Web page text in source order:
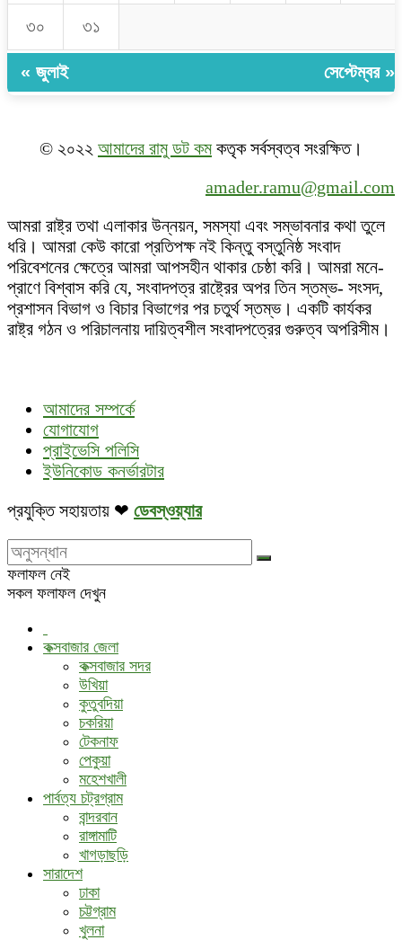
৩০ ৩১
« জুলাই সেপ্টেম্বর »
© ২০২২ আমাদের রামু ডট কমকতৃক সর্বস্বত্ব সংরক্ষিত।
amader.ramu@gmail.com
আমরা রাষ্ট্র তথা এলাকার উন্নয়ন, সমস্যা এবং সম্ভাবনার কথা তুলে
ধরি। আমরা কেউ কারো প্রতিপক্ষ নই কিন্তু বস্তুনিষ্ঠ সংবাদ
পরিবেশনের ক্ষেত্রে আমরা আপসহীন থাকার চেষ্ঠা করি। আমরা মনে-
প্রাণে বিশ্বাস করি যে, সংবাদপত্র রাষ্ট্রের অপর তিন স্তম্ভ- সংসদ,
প্রশাসন বিভাগ ও বিচার বিভাগের পর চতুর্থ স্তম্ভ। একটি কার্যকর
রাষ্ট্র গঠন ও পরিচালনায় দায়িত্বশীল সংবাদপত্রের গুরুত্ব অপরিসীম।
আমাদের সম্পর্কে
যোগাযোগ
প্রাইভেসি পলিসি
ইউনিকোড কনর্ভারটার
প্রযুক্তি সহায়তায় ❤ ডেবস্ওয়্যার
ফলাফল নেই
সকল ফলাফল দেখুন
কক্সবাজার জেলা
কক্সবাজার সদর
উখিয়া
কুতুবদিয়া
চকরিয়া
টেকনাফ
পেকুয়া
মহেশখালী
পার্বত্য চট্রগ্রাম
বান্দরবান
রাঙ্গামাটি
খাগড়াছড়ি
সারাদেশ
ঢাকা
চট্টগ্রাম
খুলনা